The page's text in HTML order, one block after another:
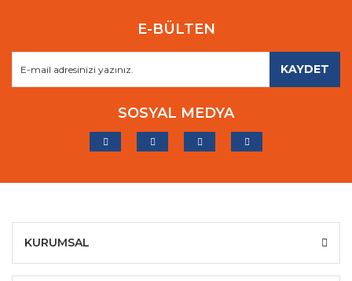
E-BÜLTEN
KAYDET
SOSYAL MEDYA
KURUMSAL